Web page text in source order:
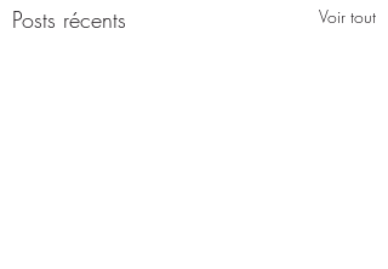
Posts récents Voir tout